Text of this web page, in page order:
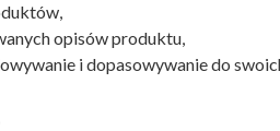
opisów produktu,
i dopasowywanie do